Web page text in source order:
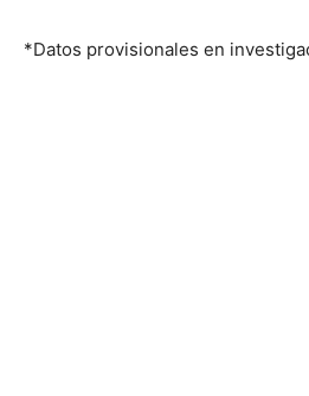
*Datos provisionales en